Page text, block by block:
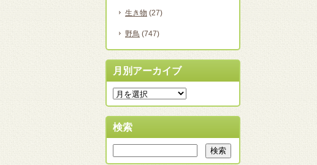
生き物 (27)
野鳥 (747)
月別アーカイブ
検索